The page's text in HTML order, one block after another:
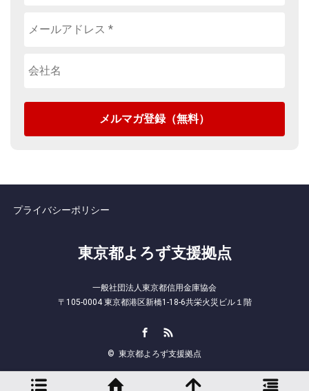
プライバシーポリシー
東京都よろず支援拠点
一般社団法人東京都信用金庫協会
〒105-0004 東京都港区新橋1-18-6共栄火災ビル１階
© 東京都よろず支援拠点